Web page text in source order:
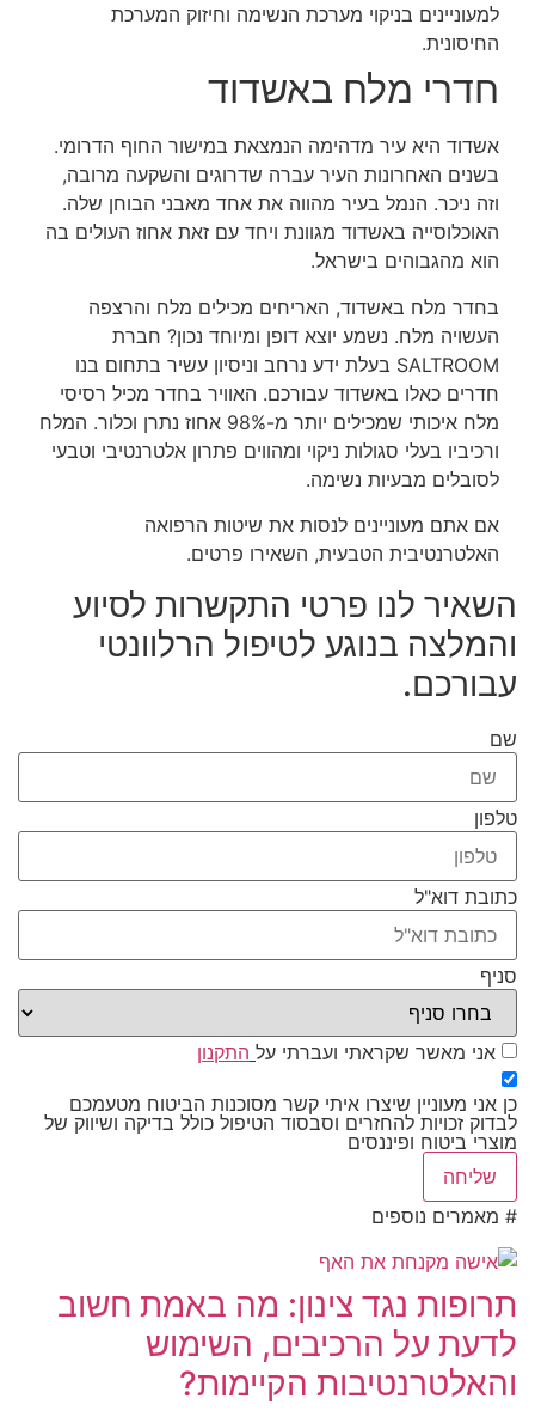
למעוניינים בניקוי מערכת הנשימה וחיזוק המערכת
החיסונית.
חדרי מלח באשדוד
אשדוד היא עיר מדהימה הנמצאת במישור החוף הדרומי.
בשנים האחרונות העיר עברה שדרוגים והשקעה מרובה,
וזה ניכר. הנמל בעיר מהווה את אחד מאבני הבוחן שלה.
האוכלוסייה באשדוד מגוונת ויחד עם זאת אחוז העולים בה
הוא מהגבוהים בישראל.
בחדר מלח באשדוד, האריחים מכילים מלח והרצפה
העשויה מלח. נשמע יוצא דופן ומיוחד נכון? חברת
SALTROOM בעלת ידע נרחב וניסיון עשיר בתחום בנו
חדרים כאלו באשדוד עבורכם. האוויר בחדר מכיל רסיסי
מלח איכותי שמכילים יותר מ-98% אחוז נתרן וכלור. המלח
ורכיביו בעלי סגולות ניקוי ומהווים פתרון אלטרנטיבי וטבעי
לסובלים מבעיות נשימה.
אם אתם מעוניינים לנסות את שיטות הרפואה
האלטרנטיבית הטבעית, השאירו פרטים.
השאיר לנו פרטי התקשרות לסיוע
והמלצה בנוגע לטיפול הרלוונטי
עבורכם.
שם
טלפון
כתובת דוא"ל
סניף
אני מאשר שקראתי ועברתי על התקנון
כן אני מעוניין שיצרו איתי קשר מסוכנות הביטוח מטעמכם
לבדוק זכויות להחזרים וסבסוד הטיפול כולל בדיקה ושיווק של
מוצרי ביטוח ופיננסים
שליחה
# מאמרים נוספים
תרופות נגד צינון: מה באמת חשוב
לדעת על הרכיבים, השימוש
והאלטרנטיבות הקיימות?